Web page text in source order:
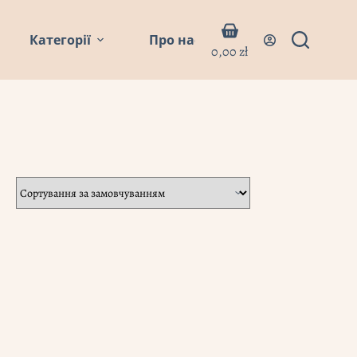
Категорії Про нас Блог Контакти
Кошик
0,00zł